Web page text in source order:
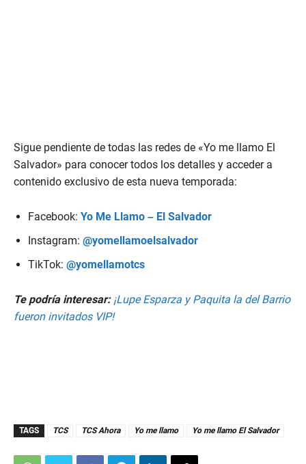
Sigue pendiente de todas las redes de «Yo me llamo El
Salvador» para conocer todos los detalles y acceder a
contenido exclusivo de esta nueva temporada:
Facebook: Yo Me Llamo – El Salvador
Instagram: @yomellamoelsalvador
TikTok: @yomellamotcs
Te podría interesar: ¡Lupe Esparza y Paquita la del Barrio
fueron invitados VIP!
TAGS TCS TCS Ahora Yo me llamo Yo me llamo El Salvador